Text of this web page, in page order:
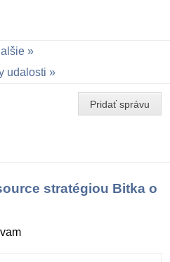
udalosti
Pridať správu
stratégiou Bitka o